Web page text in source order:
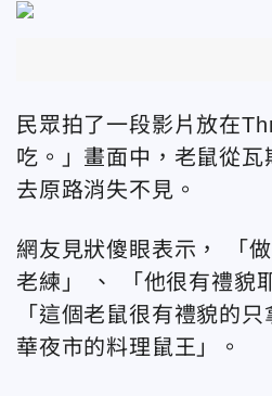
民眾拍了一段影片放在
吃。」畫面中，老鼠從
去原路消失不見。
網友見狀傻眼表示， 「
老練」 、 「他很有禮貌
「這個老鼠很有禮貌的
華夜市的料理鼠王」。